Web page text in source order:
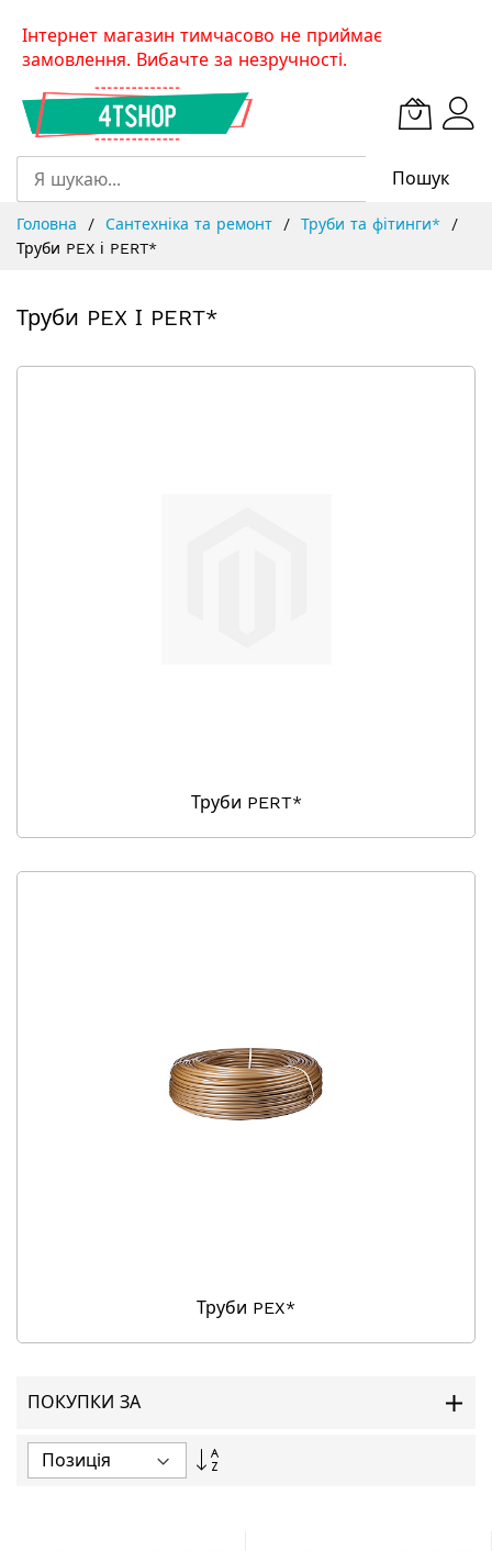
SkipІнтернет магазин тимчасово не приймає
замовлення. Вибачте за незручності.
Пошук
Головна Сантехніка та ремонт
Труби та фітинги*
Труби PEX і PERT*
Труби PEX І PERT*
Труби PERT*
Труби PEX*
ПОКУПКИ ЗА
Сортувати